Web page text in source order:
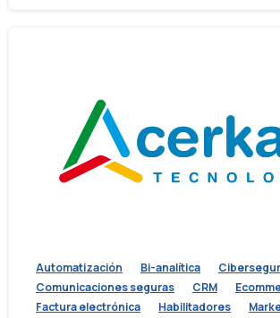
Automatización Bi-analítica
Comunicaciones seguras
CRM
Factura electrónica
Habilitadores